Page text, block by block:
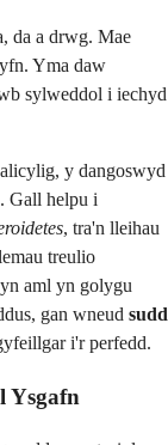
da a drwg. Mae
Yma daw
sylweddol i iechyd
y dangoswyd
Gall helpu i
, tra'n lleihau
treulio
aml yn golygu
gan wneud sudd
i'r perfedd.
Ysgafn